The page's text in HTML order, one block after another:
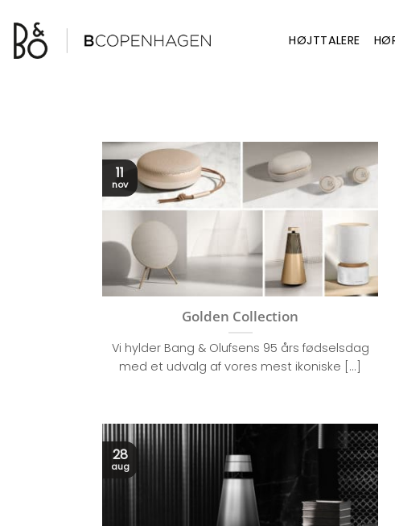
indhold
HØJTTALERE
Golden Collection
Vi hylder Bang & Olufsens 95 års fødselsdag
med et udvalg af vores mest ikoniske [...]
11
nov
28
aug